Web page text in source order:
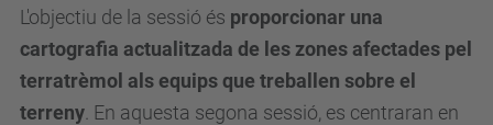
.
d
u
L'objectiu de la sessió és proporcionar una
cartografia actualitzada de les zones afectades pel
terratrèmol als equips que treballen sobre el
terreny . En aquesta segona sessió, es centraran en